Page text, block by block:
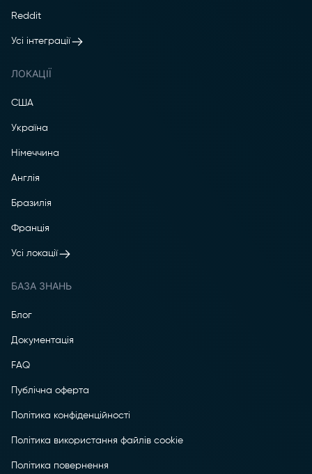
Reddit
Усі інтеграції
ЛОКАЦІЇ
США
Україна
Німеччина
Англія
Бразилія
Франція
Усі локації
БАЗА ЗНАНЬ
Блог
Документація
FAQ
Публічна оферта
Політика конфіденційності
Політика використання файлів cookie
Політика повернення